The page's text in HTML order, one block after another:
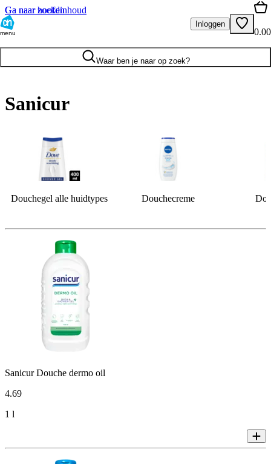
Ga naar hoofdinhoud
Ga naar zoeken
menu
Inloggen
0.00
Waar ben je naar op zoek?
Sanicur
Douchegel alle huidtypes Douchecreme
Sanicur Douche dermo oil
4.69
1 l